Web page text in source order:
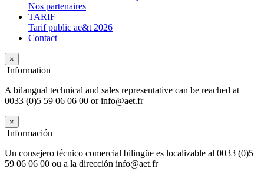
Nos partenaires
TARIF
Tarif public ae&t 2026
Contact
×
Information
A bilangual technical and sales representative can be reached at
0033 (0)5 59 06 06 00 or info@aet.fr
×
Información
Un consejero técnico comercial bilingüe es localizable al 0033 (0)5
59 06 06 00 ou a la dirección info@aet.fr